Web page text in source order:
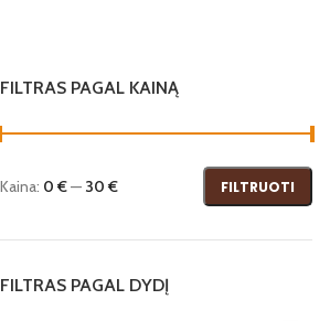
FILTRAS PAGAL KAINĄ
FILTRUOTI
Kaina: 0 €— 30 €
FILTRAS PAGAL DYDĮ